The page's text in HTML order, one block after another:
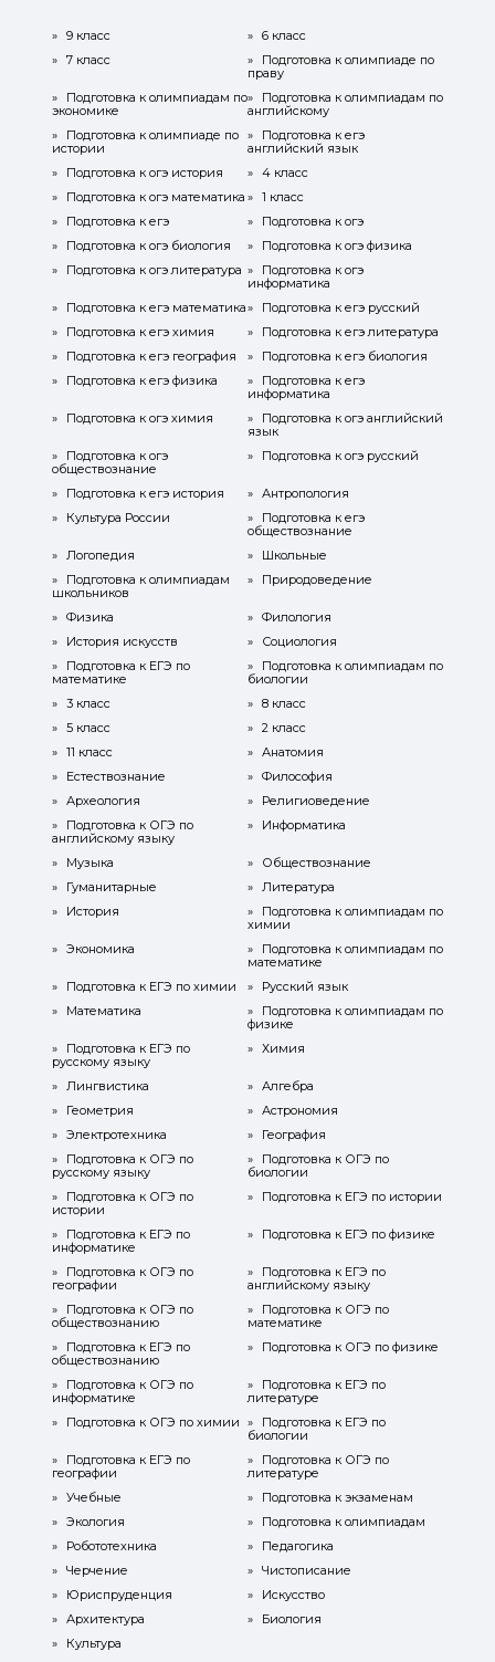
» 9 класс » 6 класс
»
7 класс »
Подготовка к олимпиаде по
праву
»
Подготовка к олимпиадам по
экономике
»
Подготовка к олимпиадам по
английскому
»
Подготовка к олимпиаде по
истории
»
Подготовка к егэ
английский язык
»
Подготовка к огэ история » 4 класс
»
Подготовка к огэ математика » 1 класс
»
Подготовка к егэ »
Подготовка к огэ
»
Подготовка к огэ биология »
Подготовка к огэ физика
»
Подготовка к огэ литература »
Подготовка к огэ
информатика
»
Подготовка к егэ математика»
Подготовка к егэ русский
»
Подготовка к егэ химия »
Подготовка к егэ литература
»
Подготовка к егэ география »
Подготовка к егэ биология
»
Подготовка к егэ физика »
Подготовка к егэ
информатика
»
Подготовка к огэ химия »
Подготовка к огэ английский
язык
»
Подготовка к огэ
обществознание
» Подготовка к огэ русский
» Подготовка к егэ история » Антропология
»
Культура России »
Подготовка к егэ
обществознание
»
Логопедия »
Школьные
»
Подготовка к олимпиадам
школьников
» Природоведение
» Физика » Филология
»
История искусств »
Социология
»
Подготовка к ЕГЭ по
математике
»
Подготовка к олимпиадам по
биологии
»
3 класс » 8 класс
»
5 класс » 2 класс
»
11 класс » Анатомия
»
Естествознание » Философия
»
Археология »
Религиоведение
»
Подготовка к ОГЭ по
английскому языку
» Информатика
» Музыка »
Обществознание
»
Гуманитарные » Литература
»
История »
Подготовка к олимпиадам по
химии
»
Экономика »
Подготовка к олимпиадам по
математике
»
Подготовка к ЕГЭ по химии »
Русский язык
»
Математика »
Подготовка к олимпиадам по
физике
»
Подготовка к ЕГЭ по
русскому языку
» Химия
» Лингвистика » Алгебра
»
Геометрия » Астрономия
»
Электротехника »
География
»
Подготовка к ОГЭ по
русскому языку
»
Подготовка к ОГЭ по
биологии
»
Подготовка к ОГЭ по
истории
» Подготовка к ЕГЭ по истории
»
Подготовка к ЕГЭ по
информатике
» Подготовка к ЕГЭ по физике
»
Подготовка к ОГЭ по
географии
»
Подготовка к ЕГЭ по
английскому языку
»
Подготовка к ОГЭ по
обществознанию
»
Подготовка к ОГЭ по
математике
»
Подготовка к ЕГЭ по
обществознанию
» Подготовка к ОГЭ по физике
»
Подготовка к ОГЭ по
информатике
»
Подготовка к ЕГЭ по
литературе
»
Подготовка к ОГЭ по химии »
Подготовка к ЕГЭ по
биологии
»
Подготовка к ЕГЭ по
географии
»
Подготовка к ОГЭ по
литературе
»
Учебные »
Подготовка к экзаменам
»
Экология »
Подготовка к олимпиадам
»
Робототехника »
Педагогика
»
Черчение » Чистописание
»
Юриспруденция »
Искусство
»
Архитектура »
Биология
»
Культура